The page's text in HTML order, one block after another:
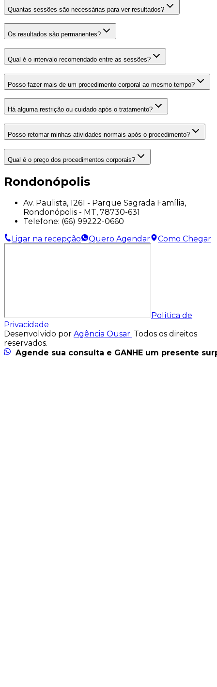
Quantas sessões são necessárias para ver resultados?
Os resultados são permanentes?
Qual é o intervalo recomendado entre as sessões?
Posso fazer mais de um procedimento corporal ao mesmo tempo?
Há alguma restrição ou cuidado após o tratamento?
Posso retomar minhas atividades normais após o procedimento?
Qual é o preço dos procedimentos corporais?
Rondonópolis
Av. Paulista, 1261 - Parque Sagrada Família,
Rondonópolis - MT, 78730-631
Telefone: (66) 99222-0660
Ligar na recepção
Quero Agendar Como Chegar
Política de
Privacidade
Desenvolvido por Agência Ousar. Todos os direitos
reservados.
Agende sua consulta e GANHE um presente